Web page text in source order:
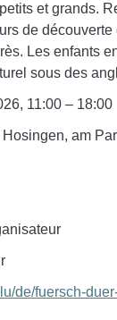
et grands.
de
Les enfants
sous des
11:00 – 18:00
am
de/fuersch-